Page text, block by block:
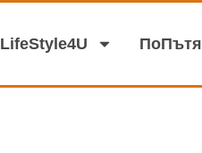
LifeStyle4U ПоПътя